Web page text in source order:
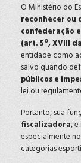
O Ministério do
reconhecer ou
confederação
(art. 5º, XVIII
entidade como
salvo quando
públicos e
lei ou
Portanto, sua
fiscalizadora,
especialmente
categorias